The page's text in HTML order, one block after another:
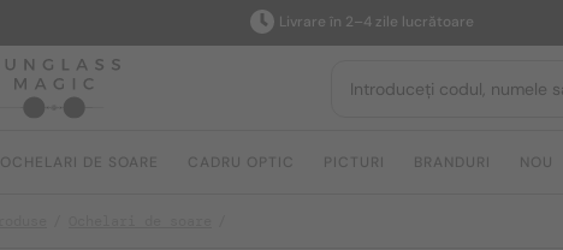
Livrare în 2–4 zile lucrătoare
OCHELARI DE SOARE CADRU OPTIC PICTURI BRANDURI NOU